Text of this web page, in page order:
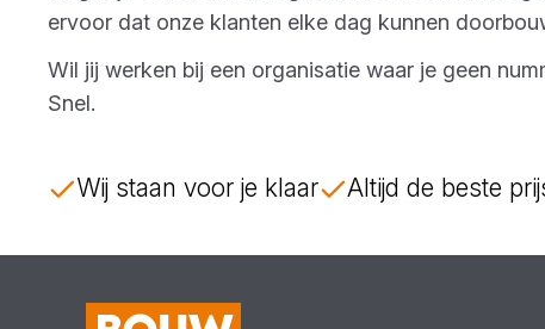
ervoor dat onze klanten elke dag kunnen
Wil jij werken bij een organisatie waar je geen
Snel.
Wij staan voor je klaar Altijd de beste